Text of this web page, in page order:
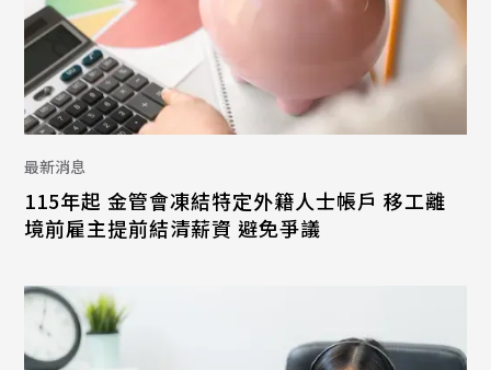
最新消息
115年起 金管會凍結特定外籍人士帳戶 移工離
境前雇主提前結清薪資 避免爭議